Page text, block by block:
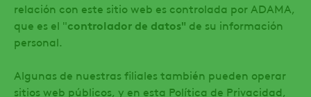
relación con este sitio web es controlada por ADAMA,
que es el "controlador de datos" de su información
personal.
Algunas de nuestras filiales también pueden operar
sitios web públicos, y en esta Política de Privacidad,